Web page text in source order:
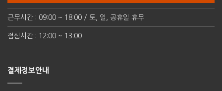
근무시간 : 09:00 ~ 18:00 / 토, 일, 공휴일 휴무
점심시간 : 12:00 ~ 13:00
결제정보안내